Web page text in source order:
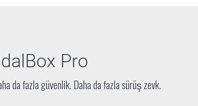
Pro
da fazla güvenlik. Daha da fazla sürüş zevk.